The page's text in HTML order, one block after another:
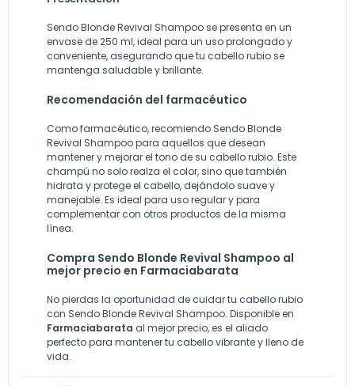
Sendo Blonde Revival Shampoo se presenta en un
envase de 250 ml, ideal para un uso prolongado y
conveniente, asegurando que tu cabello rubio se
mantenga saludable y brillante.
Recomendación del farmacéutico
Como farmacéutico, recomiendo Sendo Blonde
Revival Shampoo para aquellos que desean
mantener y mejorar el tono de su cabello rubio. Este
champú no solo realza el color, sino que también
hidrata y protege el cabello, dejándolo suave y
manejable. Es ideal para uso regular y para
complementar con otros productos de la misma
línea.
Compra Sendo Blonde Revival Shampoo al
mejor precio en Farmaciabarata
No pierdas la oportunidad de cuidar tu cabello rubio
con Sendo Blonde Revival Shampoo. Disponible en
Farmaciabarata al mejor precio, es el aliado
perfecto para mantener tu cabello vibrante y lleno de
vida.